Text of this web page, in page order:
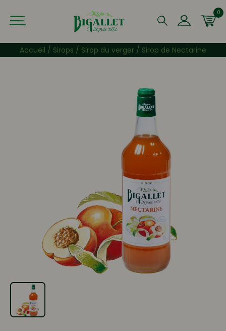
Que recherchez-vous ?
0
Accueil / Sirops / Sirop du verger / Sirop de Nectarine